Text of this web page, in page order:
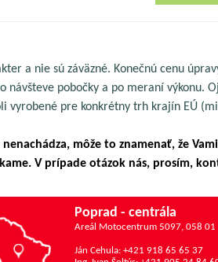
a nie sú záväzné. Konečnú cenu
návšteve pobočky a po meraní výkonu.
vyrobené pre konkrétny trh krajín EÚ
nenachádza, môže to znamenať, že
V prípade otázok nás, prosím,
Poprad - centrála
Areál Motocentrum 5097, 058 01
Ján Cehula: +421 918 65 65 37